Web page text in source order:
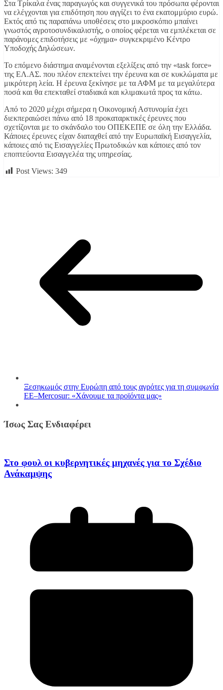
Στα Τρίκαλα ένας παραγωγός και συγγενικά του πρόσωπα φέρονται
να ελέγχονται για επιδότηση που αγγίζει το ένα εκατομμύριο ευρώ.
Εκτός από τις παραπάνω υποθέσεις στο μικροσκόπιο μπαίνει
γνωστός αγροτοσυνδικαλιστής, ο οποίος φέρεται να εμπλέκεται σε
παράνομες επιδοτήσεις με «όχημα» συγκεκριμένο Κέντρο
Υποδοχής Δηλώσεων.
Το επόμενο διάστημα αναμένονται εξελίξεις από την «task force»
της ΕΛ.ΑΣ. που πλέον επεκτείνει την έρευνα και σε κυκλώματα με
μικρότερη λεία. Η έρευνα ξεκίνησε με τα ΑΦΜ με τα μεγαλύτερα
ποσά και θα επεκταθεί σταδιακά και κλιμακωτά προς τα κάτω.
Από το 2020 μέχρι σήμερα η Οικονομική Αστυνομία έχει
διεκπεραιώσει πάνω από 18 προκαταρκτικές έρευνες που
σχετίζονται με το σκάνδαλο του ΟΠΕΚΕΠΕ σε όλη την Ελλάδα.
Κάποιες έρευνες είχαν διαταχθεί από την Ευρωπαϊκή Εισαγγελία,
κάποιες από τις Εισαγγελίες Πρωτοδικών και κάποιες από τον
εποπτεύοντα Εισαγγελέα της υπηρεσίας.
Post Views: 349
Ξεσηκωμός στην Ευρώπη από τους αγρότες για τη συμφωνία
ΕΕ–Mercosur: «Χάνουμε τα προϊόντα μας»
Ίσως Σας Ενδιαφέρει
Στο φουλ οι κυβερνητικές μηχανές για το Σχέδιο
Ανάκαμψης